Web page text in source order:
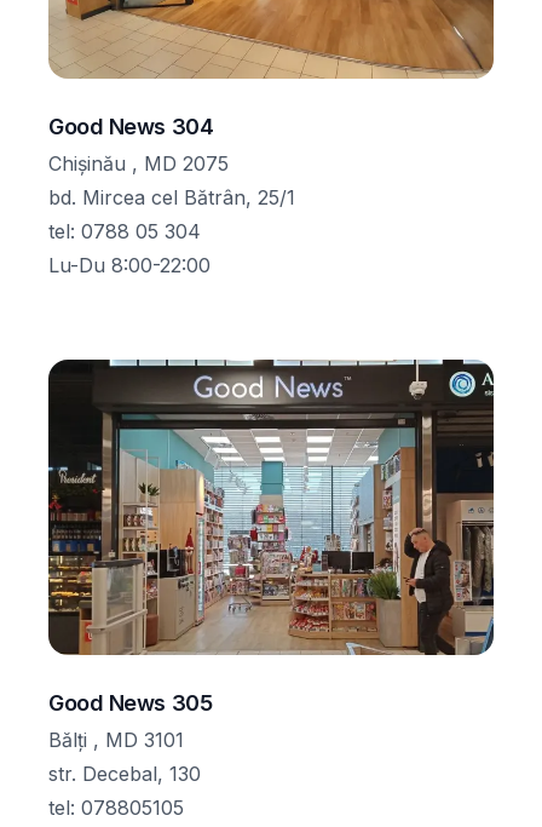
Good News 304
Chișinău , MD 2075
bd. Mircea cel Bătrân, 25/1
tel: 0788 05 304
Lu-Du 8:00-22:00
Good News 305
Bălţi , MD 3101
str. Decebal, 130
tel: 078805105